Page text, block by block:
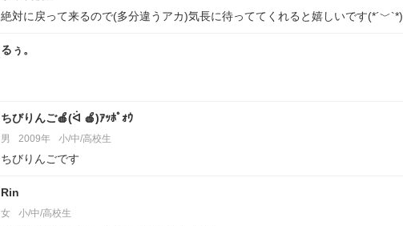
絶対に戻って来るので(多分違うアカ)気長に待っててくれると嬉しいです(*´﹀`*)
るぅ。
ちびりんご🍎(ᐛ 🍎)ｱｯﾎﾟｫｳ
男 2009年 小/中/高校生
ちびりんごです
Rin
女 小/中/高校生